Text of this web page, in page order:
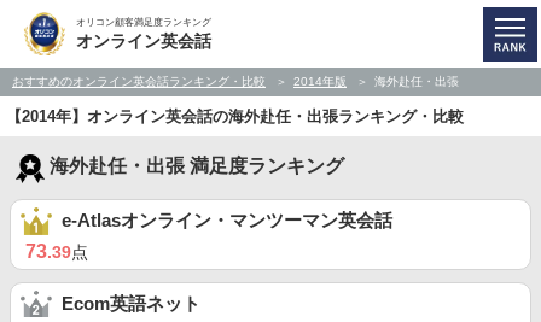
オリコン顧客満足度ランキング
オンライン英会話
おすすめのオンライン英会話ランキング・比較 2014年版 海外赴任・出張
【2014年】オンライン英会話の海外赴任・出張ランキング・比較
海外赴任・出張 満足度ランキング
e-Atlasオンライン・マンツーマン英会話
73.39点
Ecom英語ネット